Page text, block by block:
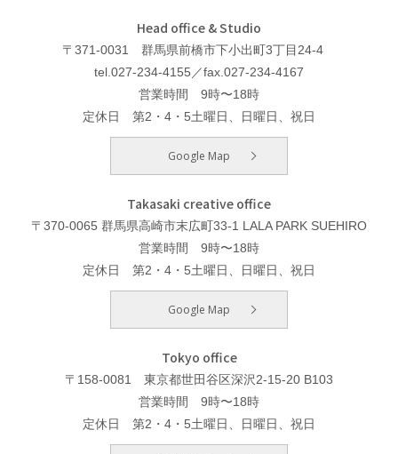
Head office & Studio
〒371-0031 群馬県前橋市下小出町3丁目24-4
tel.027-234-4155／fax.027-234-4167
営業時間 9時〜18時
定休日 第2・4・5土曜日、日曜日、祝日
Google Map
Takasaki creative office
〒370-0065 群馬県高崎市末広町33-1 LALA PARK SUEHIRO
営業時間 9時〜18時
定休日 第2・4・5土曜日、日曜日、祝日
Google Map
Tokyo office
〒158-0081 東京都世田谷区深沢2-15-20 B103
営業時間 9時〜18時
定休日 第2・4・5土曜日、日曜日、祝日